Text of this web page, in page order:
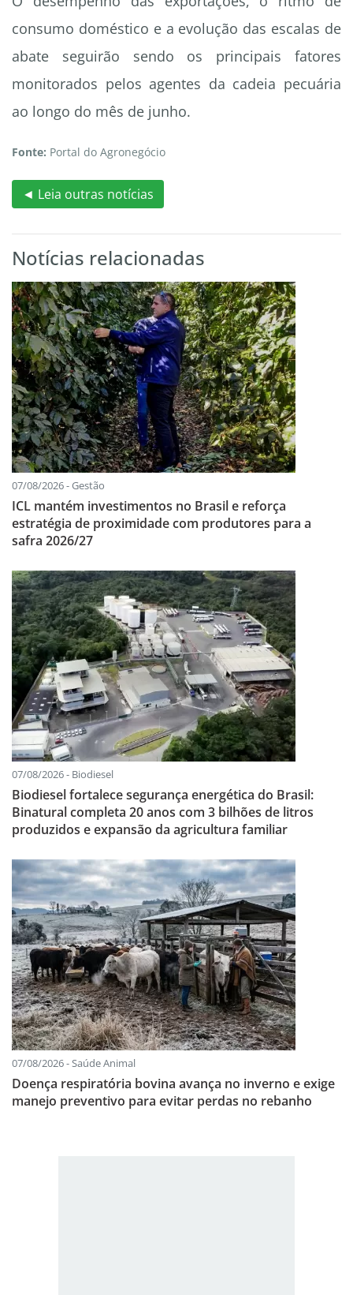
consumo doméstico e a evolução das escalas de
abate seguirão sendo os principais fatores
monitorados pelos agentes da cadeia pecuária
ao longo do mês de junho.
Fonte: Portal do Agronegócio
◄ Leia outras notícias
Notícias relacionadas
07/08/2026 - Gestão
ICL mantém investimentos no Brasil e reforça
estratégia de proximidade com produtores para a
safra 2026/27
07/08/2026 - Biodiesel
Biodiesel fortalece segurança energética do Brasil:
Binatural completa 20 anos com 3 bilhões de litros
produzidos e expansão da agricultura familiar
07/08/2026 - Saúde Animal
Doença respiratória bovina avança no inverno e exige
manejo preventivo para evitar perdas no rebanho